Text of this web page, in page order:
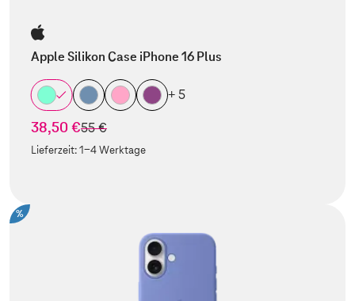
Apple Silikon Case iPhone 16 Plus
+ 5
38,50 €statt
55 €
Lieferzeit:1-4 Werktage
%